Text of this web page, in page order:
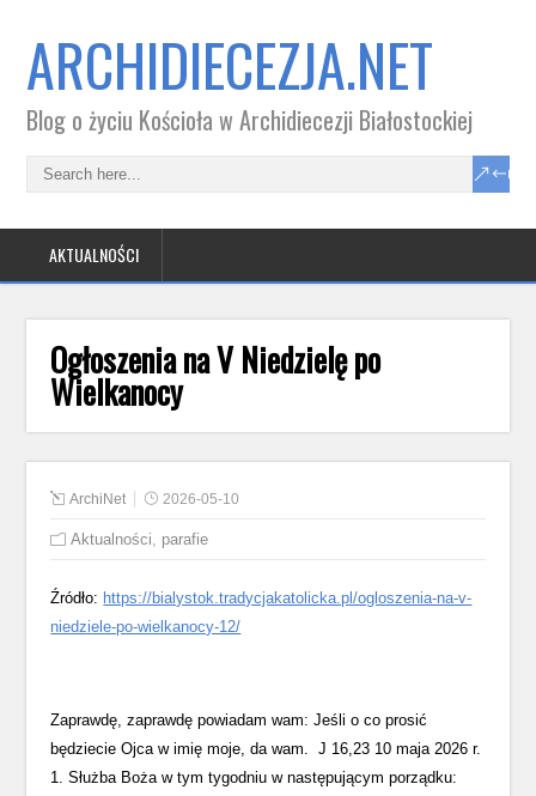
ARCHIDIECEZJA.NET
Blog o życiu Kościoła w Archidiecezji Białostockiej
AKTUALNOŚCI
Ogłoszenia na V Niedzielę po
Wielkanocy
ArchiNet 2026-05-10
Aktualności, parafie
Źródło: https://bialystok.tradycjakatolicka.pl/ogloszenia-na-v-
niedziele-po-wielkanocy-12/
Zaprawdę, zaprawdę powiadam wam: Jeśli o co prosić
będziecie Ojca w imię moje, da wam. J 16,23 10 maja 2026 r.
1. Służba Boża w tym tygodniu w następującym porządku: